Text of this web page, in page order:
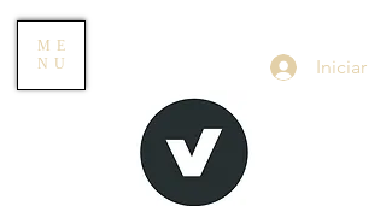
ME
NU
Iniciar